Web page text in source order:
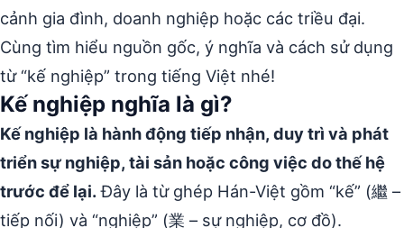
cảnh gia đình, doanh nghiệp hoặc các triều đại.
Cùng tìm hiểu nguồn gốc, ý nghĩa và cách sử dụng
từ “kế nghiệp” trong tiếng Việt nhé!
Kế nghiệp nghĩa là gì?
Kế nghiệp là hành động tiếp nhận, duy trì và phát
triển sự nghiệp, tài sản hoặc công việc do thế hệ
trước để lại.Đây là từ ghép Hán-Việt gồm “kế” (繼 –
tiếp nối) và “nghiệp” (業 – sự nghiệp, cơ đồ).